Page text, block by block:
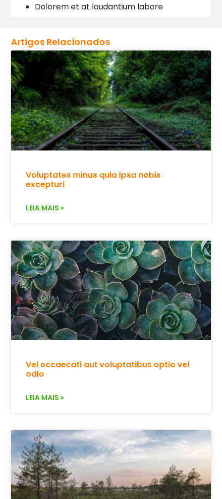
Dolorem et at laudantium labore
Artigos Relacionados
Voluptates minus quia ipsa nobis
excepturi
LEIA MAIS »
Vel occaecati aut voluptatibus optio vel
odio
LEIA MAIS »